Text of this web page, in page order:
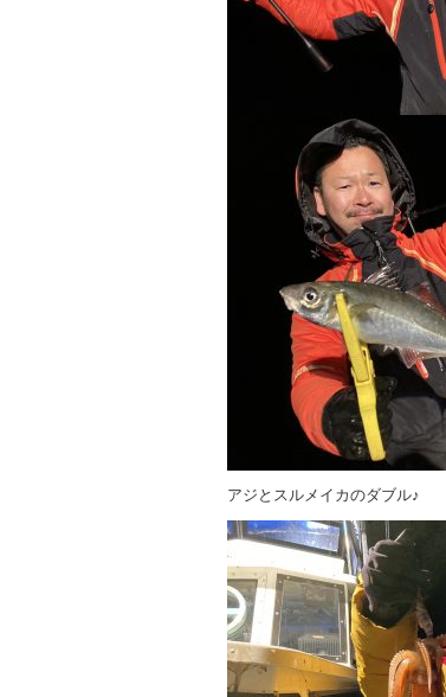
アジとスルメイカのダブル♪